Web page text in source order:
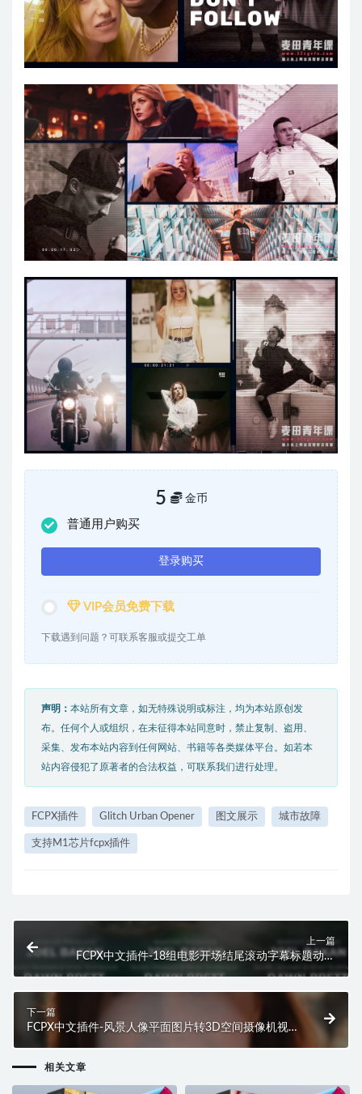
5 金币
普通用户购买
登录购买
VIP会员免费下载
下载遇到问题？可联系客服或提交工单
声明： 本站所有文章，如无特殊说明或标注，均为本站原创发
布。任何个人或组织，在未征得本站同意时，禁止复制、盗用、
采集、发布本站内容到任何网站、书籍等各类媒体平台。如若本
站内容侵犯了原著者的合法权益，可联系我们进行处理。
FCPX插件 Glitch Urban Opener 图文展示 城市故障
支持M1芯片fcpx插件
上一篇
FCPX中文插件-18组电影开场结尾滚动字幕标题动画
下一篇
FCPX中文插件-风景人像平面图片转3D空间摄像机视
相关文章